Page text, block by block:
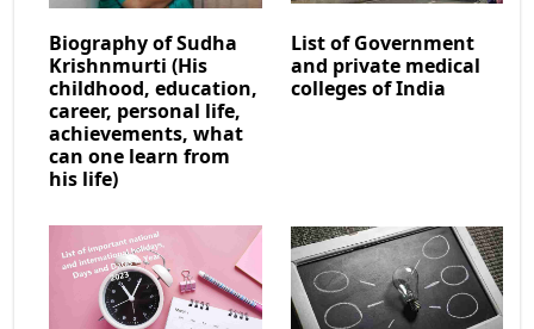
Biography of Sudha
Krishnmurti (His
childhood, education,
career, personal life,
achievements, what
can one learn from
his life)
List of Government
and private medical
colleges of India